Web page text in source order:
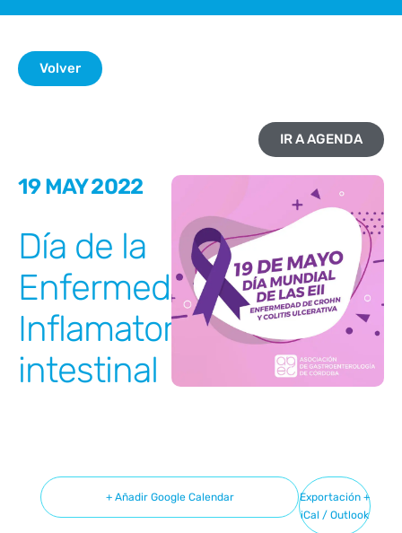
Volver
IR A AGENDA
19 MAY 2022
Día de la
Enfermedad
Inflamatorio
intestinal
+ Añadir Google Calendar
Exportación +
iCal / Outlook